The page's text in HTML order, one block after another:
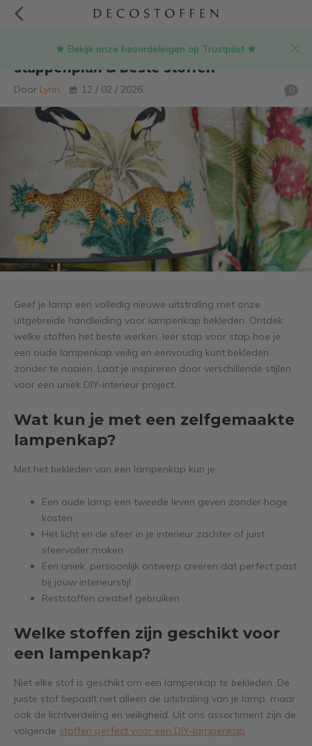
★ Bekijk onze beoordelingen op Trustpilot ★
Lampenkap bekleden met stof:
stappenplan & beste stoffen
Door Lynn 12 / 02 / 2026 0
Geef je lamp een volledig nieuwe uitstraling met onze
uitgebreide handleiding voor lampenkap bekleden. Ontdek
welke stoffen het beste werken, leer stap voor stap hoe je
een oude lampenkap veilig en eenvoudig kunt bekleden
zonder te naaien. Laat je inspireren door verschillende stijlen
voor een uniek DIY-interieur project.
Wat kun je met een zelfgemaakte
lampenkap?
Met het bekleden van een lampenkap kun je:
Een oude lamp een tweede leven geven zonder hoge
kosten
Het licht en de sfeer in je interieur zachter of juist
sfeervoller maken
Een uniek, persoonlijk ontwerp creëren dat perfect past
bij jouw interieurstijl
Reststoffen creatief gebruiken
Welke stoffen zijn geschikt voor
een lampenkap?
Niet elke stof is geschikt om een lampenkap te bekleden. De
juiste stof bepaalt niet alleen de uitstraling van je lamp, maar
ook de lichtverdeling en veiligheid. Uit ons assortiment zijn de
volgende stoffen perfect voor een DIY-lampenkap.